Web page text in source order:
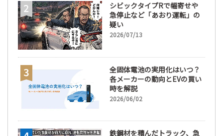
シビックタイプRで幅寄せや
急停止など「あおり運転」の
疑い
2026/07/13
全固体電池の実用化はいつ？
各メーカーの動向とEVの買い
時を解説
2026/06/02
鉄鋼材を積んだトラック、急